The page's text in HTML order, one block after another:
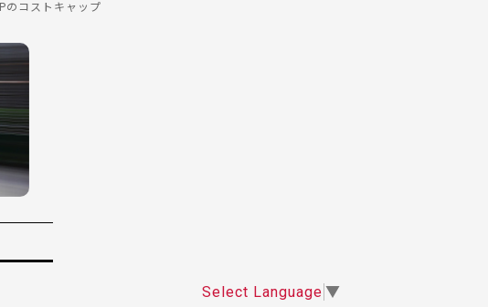
のコストキャップ
Select Language ▼